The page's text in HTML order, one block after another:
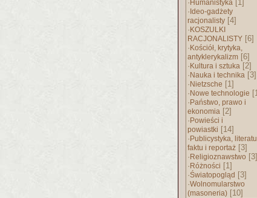
· Humanistyka [1]
· Ideo-gadżety
racjonalisty [4]
· KOSZULKI
RACJONALISTY [6]
· Kościół, krytyka,
antyklerykalizm [6]
· Kultura i sztuka [2]
· Nauka i technika [3]
· Nietzsche [1]
· Nowe technologie
· Państwo, prawo i
ekonomia [2]
· Powieści i
powiastki [14]
· Publicystyka,
faktu i reportaż [3]
· Religioznawstwo [3]
· Różności [1]
·Światopogląd [3]
·Wolnomularstwo
(masoneria) [10]